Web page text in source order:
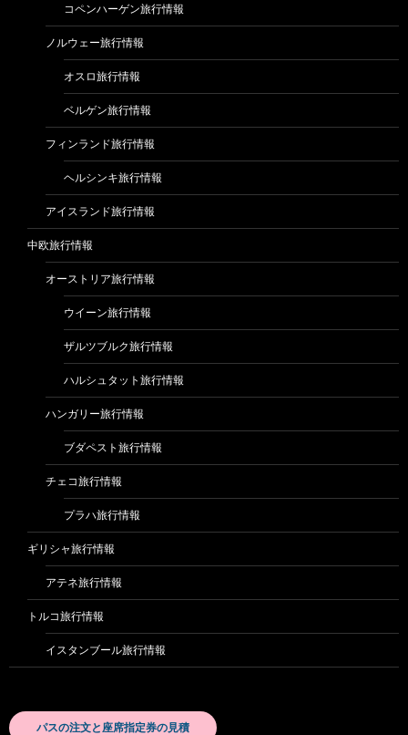
コペンハーゲン旅行情報
ノルウェー旅行情報
オスロ旅行情報
ベルゲン旅行情報
フィンランド旅行情報
ヘルシンキ旅行情報
アイスランド旅行情報
中欧旅行情報
オーストリア旅行情報
ウイーン旅行情報
ザルツブルク旅行情報
ハルシュタット旅行情報
ハンガリー旅行情報
ブダペスト旅行情報
チェコ旅行情報
プラハ旅行情報
ギリシャ旅行情報
アテネ旅行情報
トルコ旅行情報
イスタンブール旅行情報
パスの注文と座席指定券の見積